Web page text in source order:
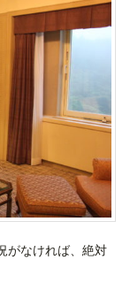
がなければ、絶対